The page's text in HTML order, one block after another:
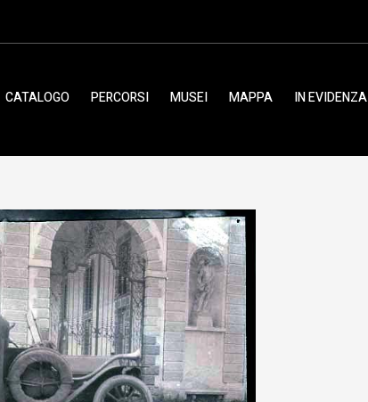
CATALOGO PERCORSI MUSEI MAPPA IN EVIDENZA